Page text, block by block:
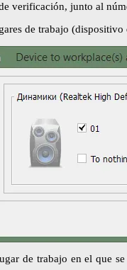
verificación, junto al
de trabajo
de trabajo en el que